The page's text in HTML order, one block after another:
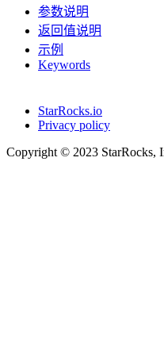
参数说明
返回值说明
示例
Keywords
StarRocks.io
Privacy policy
Copyright © 2023 StarRocks,